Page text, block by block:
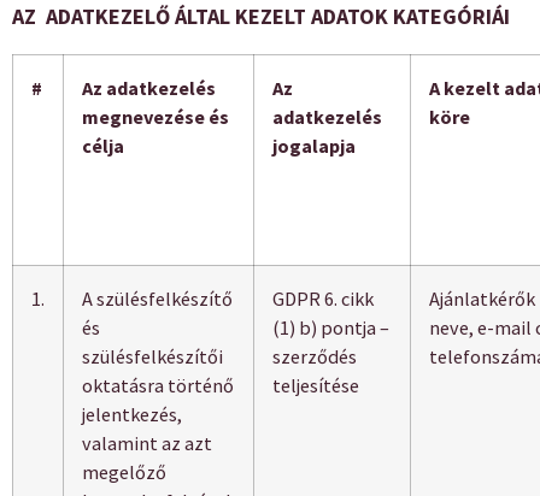
AZ ADATKEZELŐ ÁLTAL KEZELT ADATOK KATEGÓRIÁI
#
Az adatkezelés
megnevezése és
célja
Az
adatkezelés
jogalapja
A kezelt
köre
1.
A szülésfelkészítő
és
szülésfelkészítői
oktatásra történő
jelentkezés,
valamint az azt
megelőző
GDPR 6. cikk
(1) b) pontja –
szerződés
teljesítése
Ajánlatkérők
neve, e-mail